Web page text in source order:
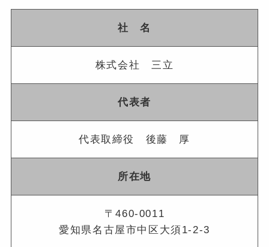
社 名
株式会社 三立
代表者
代表取締役 後藤 厚
所在地
〒460-0011
愛知県名古屋市中区大須1-2-3